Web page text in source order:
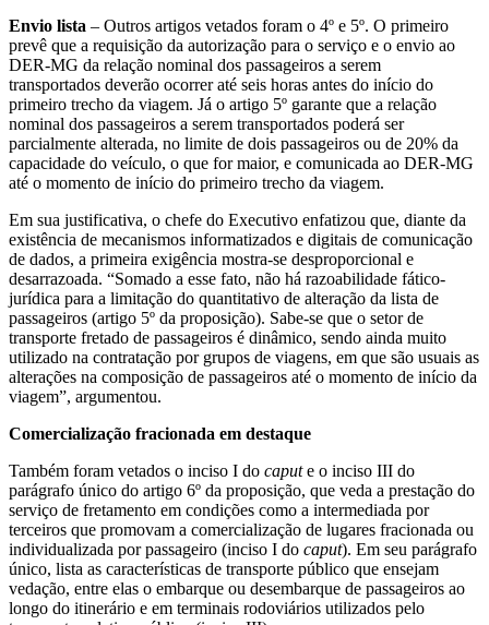
Envio lista – Outros artigos vetados foram o 4º e 5º. O primeiro
prevê que a requisição da autorização para o serviço e o envio ao
DER-MG da relação nominal dos passageiros a serem
transportados deverão ocorrer até seis horas antes do início do
primeiro trecho da viagem. Já o artigo 5º garante que a relação
nominal dos passageiros a serem transportados poderá ser
parcialmente alterada, no limite de dois passageiros ou de 20% da
capacidade do veículo, o que for maior, e comunicada ao DER-MG
até o momento de início do primeiro trecho da viagem.
Em sua justificativa, o chefe do Executivo enfatizou que, diante da
existência de mecanismos informatizados e digitais de comunicação
de dados, a primeira exigência mostra-se desproporcional e
desarrazoada. “Somado a esse fato, não há razoabilidade fático-
jurídica para a limitação do quantitativo de alteração da lista de
passageiros (artigo 5º da proposição). Sabe-se que o setor de
transporte fretado de passageiros é dinâmico, sendo ainda muito
utilizado na contratação por grupos de viagens, em que são usuais as
alterações na composição de passageiros até o momento de início da
viagem”, argumentou.
Comercialização fracionada em destaque
Também foram vetados o inciso I do capute o inciso III do
parágrafo único do artigo 6º da proposição, que veda a prestação do
serviço de fretamento em condições como a intermediada por
terceiros que promovam a comercialização de lugares fracionada ou
individualizada por passageiro (inciso I do caput). Em seu parágrafo
único, lista as características de transporte público que ensejam
vedação, entre elas o embarque ou desembarque de passageiros ao
longo do itinerário e em terminais rodoviários utilizados pelo